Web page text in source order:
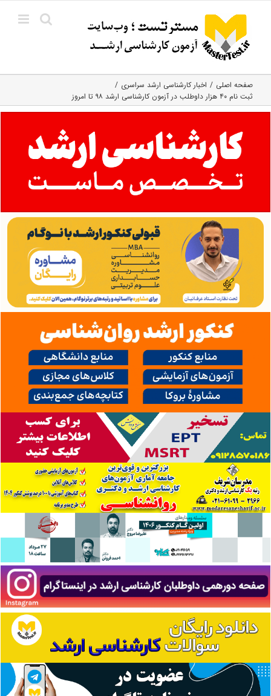
content
صفحه اصلی
اخبار کارشناسی ارشد سراسری
ثبت نام ۴۰ هزار داوطلب در آزمون کارشناسی ارشد ۹۸ تا امروز